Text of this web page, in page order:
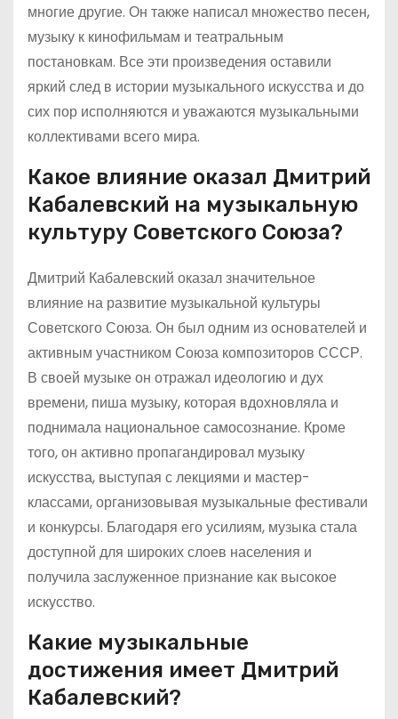
многие другие. Он также написал множество песен,
музыку к кинофильмам и театральным
постановкам. Все эти произведения оставили
яркий след в истории музыкального искусства и до
сих пор исполняются и уважаются музыкальными
коллективами всего мира.
Какое влияние оказал Дмитрий
Кабалевский на музыкальную
культуру Советского Союза?
Дмитрий Кабалевский оказал значительное
влияние на развитие музыкальной культуры
Советского Союза. Он был одним из основателей и
активным участником Союза композиторов СССР.
В своей музыке он отражал идеологию и дух
времени, пиша музыку, которая вдохновляла и
поднимала национальное самосознание. Кроме
того, он активно пропагандировал музыку
искусства, выступая с лекциями и мастер-
классами, организовывая музыкальные фестивали
и конкурсы. Благодаря его усилиям, музыка стала
доступной для широких слоев населения и
получила заслуженное признание как высокое
искусство.
Какие музыкальные
достижения имеет Дмитрий
Кабалевский?